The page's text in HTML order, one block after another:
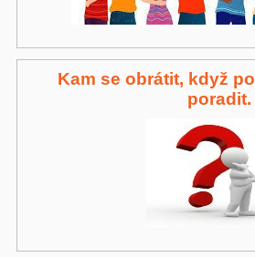
Kam se obrátit, když
poradit.